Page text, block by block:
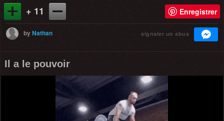
+ 11 Enregistrer
byNathan signaler un abus
Il a le pouvoir